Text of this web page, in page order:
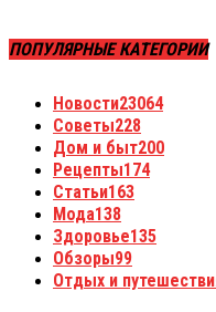
ПОПУЛЯРНЫЕ КАТЕГОРИИ
Новости23064
Советы228
Дом и быт200
Рецепты174
Статьи163
Мода138
Здоровье135
Обзоры99
Отдых и